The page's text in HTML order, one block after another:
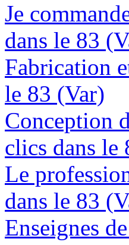
Je
dans le 83
Fabrication
le 83 (Var)
Conception
clics dans le
Le
dans le 83
Enseignes